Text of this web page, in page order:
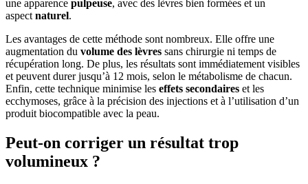
une apparence pulpeuse, avec des lèvres bien formées et un
aspect naturel.
Les avantages de cette méthode sont nombreux. Elle offre une
augmentation du volume des lèvres sans chirurgie ni temps de
récupération long. De plus, les résultats sont immédiatement visibles
et peuvent durer jusqu’à 12 mois, selon le métabolisme de chacun.
Enfin, cette technique minimise les effets secondaires et les
ecchymoses, grâce à la précision des injections et à l’utilisation d’un
produit biocompatible avec la peau.
Peut-on corriger un résultat trop
volumineux ?